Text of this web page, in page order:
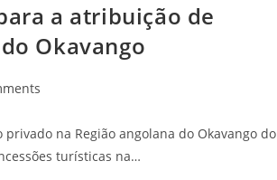
a atribuição de
Okavango
na Região angolana do Okavango do
turísticas na…